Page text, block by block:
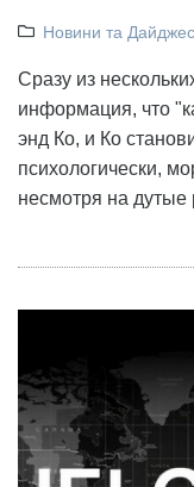
Новини та
Сразу из
информация, что
энд Ко, и Ко
психологически,
несмотря на дутые